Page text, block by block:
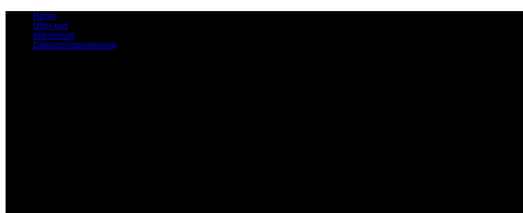
Home
Über uns
Impressum
Datenschutzerklärung